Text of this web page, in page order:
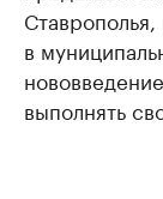
в
выполнять